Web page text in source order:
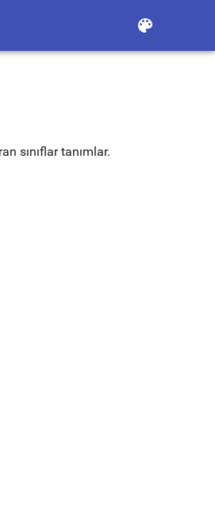
color_lens
sınıflar tanımlar.